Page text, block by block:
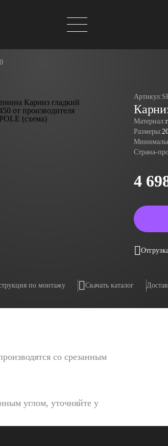
Артикул:
Материал:
Размеры:
Страна-
4
по монтажу Скачать каталог
со срезанным
углом, уточняйте у